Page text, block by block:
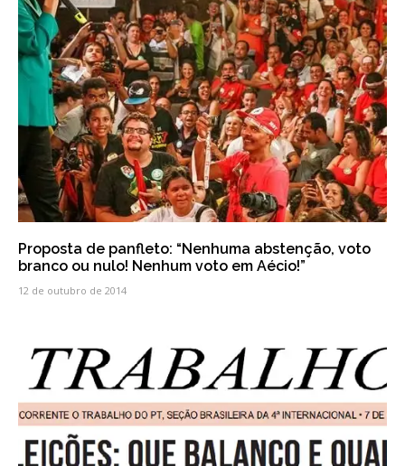
Proposta de panfleto: “Nenhuma abstenção, voto
branco ou nulo! Nenhum voto em Aécio!”
12 de outubro de 2014